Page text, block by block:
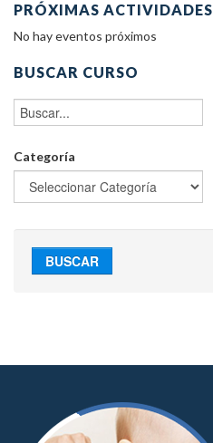
PRÓXIMAS ACTIVIDADES
No hay eventos próximos
BUSCAR CURSO
Categoría